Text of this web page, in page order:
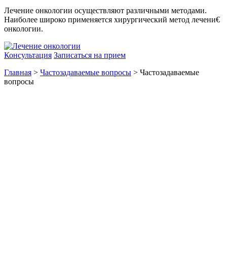
Лечение онкологии осуществляют различными методами.
Наиболее широко применяется хирургический метод лечени€
онкологии.
Консультация Записаться на прием
Главная > Частозадаваемые вопросы > Частозадаваемые
вопросы